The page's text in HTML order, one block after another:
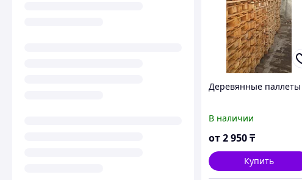
Деревянные паллеты
В наличии
от2 950₸
Купить